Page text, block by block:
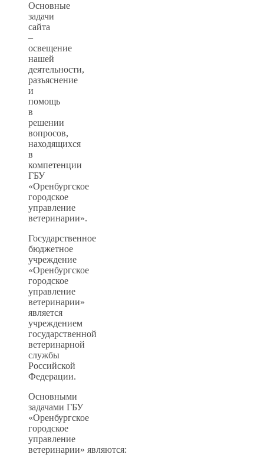
Основные
задачи
сайта
–
освещение
нашей
деятельности,
разъяснение
и
помощь
в
решении
вопросов,
находящихся
в
компетенции
ГБУ
«Оренбургское
городское
управление
ветеринарии».
Государственное
бюджетное
учреждение
«Оренбургское
городское
управление
ветеринарии»
является
учреждением
государственной
ветеринарной
службы
Российской
Федерации.
Основными
задачами ГБУ
«Оренбургское
городское
управление
ветеринарии» являются: